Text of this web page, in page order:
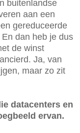
buitenlandse
aan een
gereduceerde
dan heb je dus
de winst
Ja, van
maar zo zit
datacenters en
ervan.